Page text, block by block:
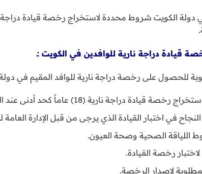
دولة الكويت شروط محددة لاستخراج رخصة قيادة دراجة
للحصول على رخصة دراجة نارية للوافد المقيم في
نارية (18) عاماً كحد أدنى عند التقديم على الرخصة.
في اختبار القيادة الذي يرجى من قبل الإدارة العامة
الصحية وصحة العيون.
رخصة القيادة.
لإصدار الرخصة.